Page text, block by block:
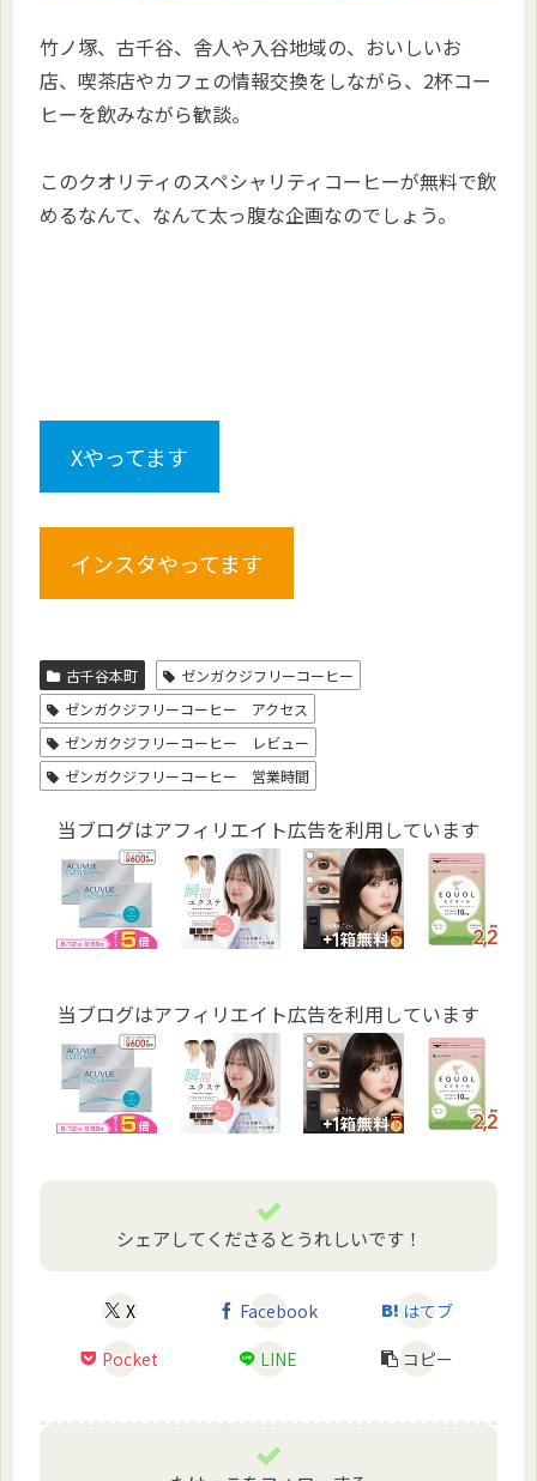
竹ノ塚、古千谷、舎人や入谷地域の、おいしいお
店、喫茶店やカフェの情報交換をしながら、2杯コー
ヒーを飲みながら歓談。
このクオリティのスペシャリティコーヒーが無料で飲
めるなんて、なんて太っ腹な企画なのでしょう。
Xやってます
インスタやってます
古千谷本町
ゼンガクジフリーコーヒー
ゼンガクジフリーコーヒー アクセス
ゼンガクジフリーコーヒー レビュー
ゼンガクジフリーコーヒー 営業時間
当ブログはアフィリエイト広告を利用しています
当ブログはアフィリエイト広告を利用しています
シェアしてくださるとうれしいです！
X Facebook
はてブ
Pocket
LINE コピー